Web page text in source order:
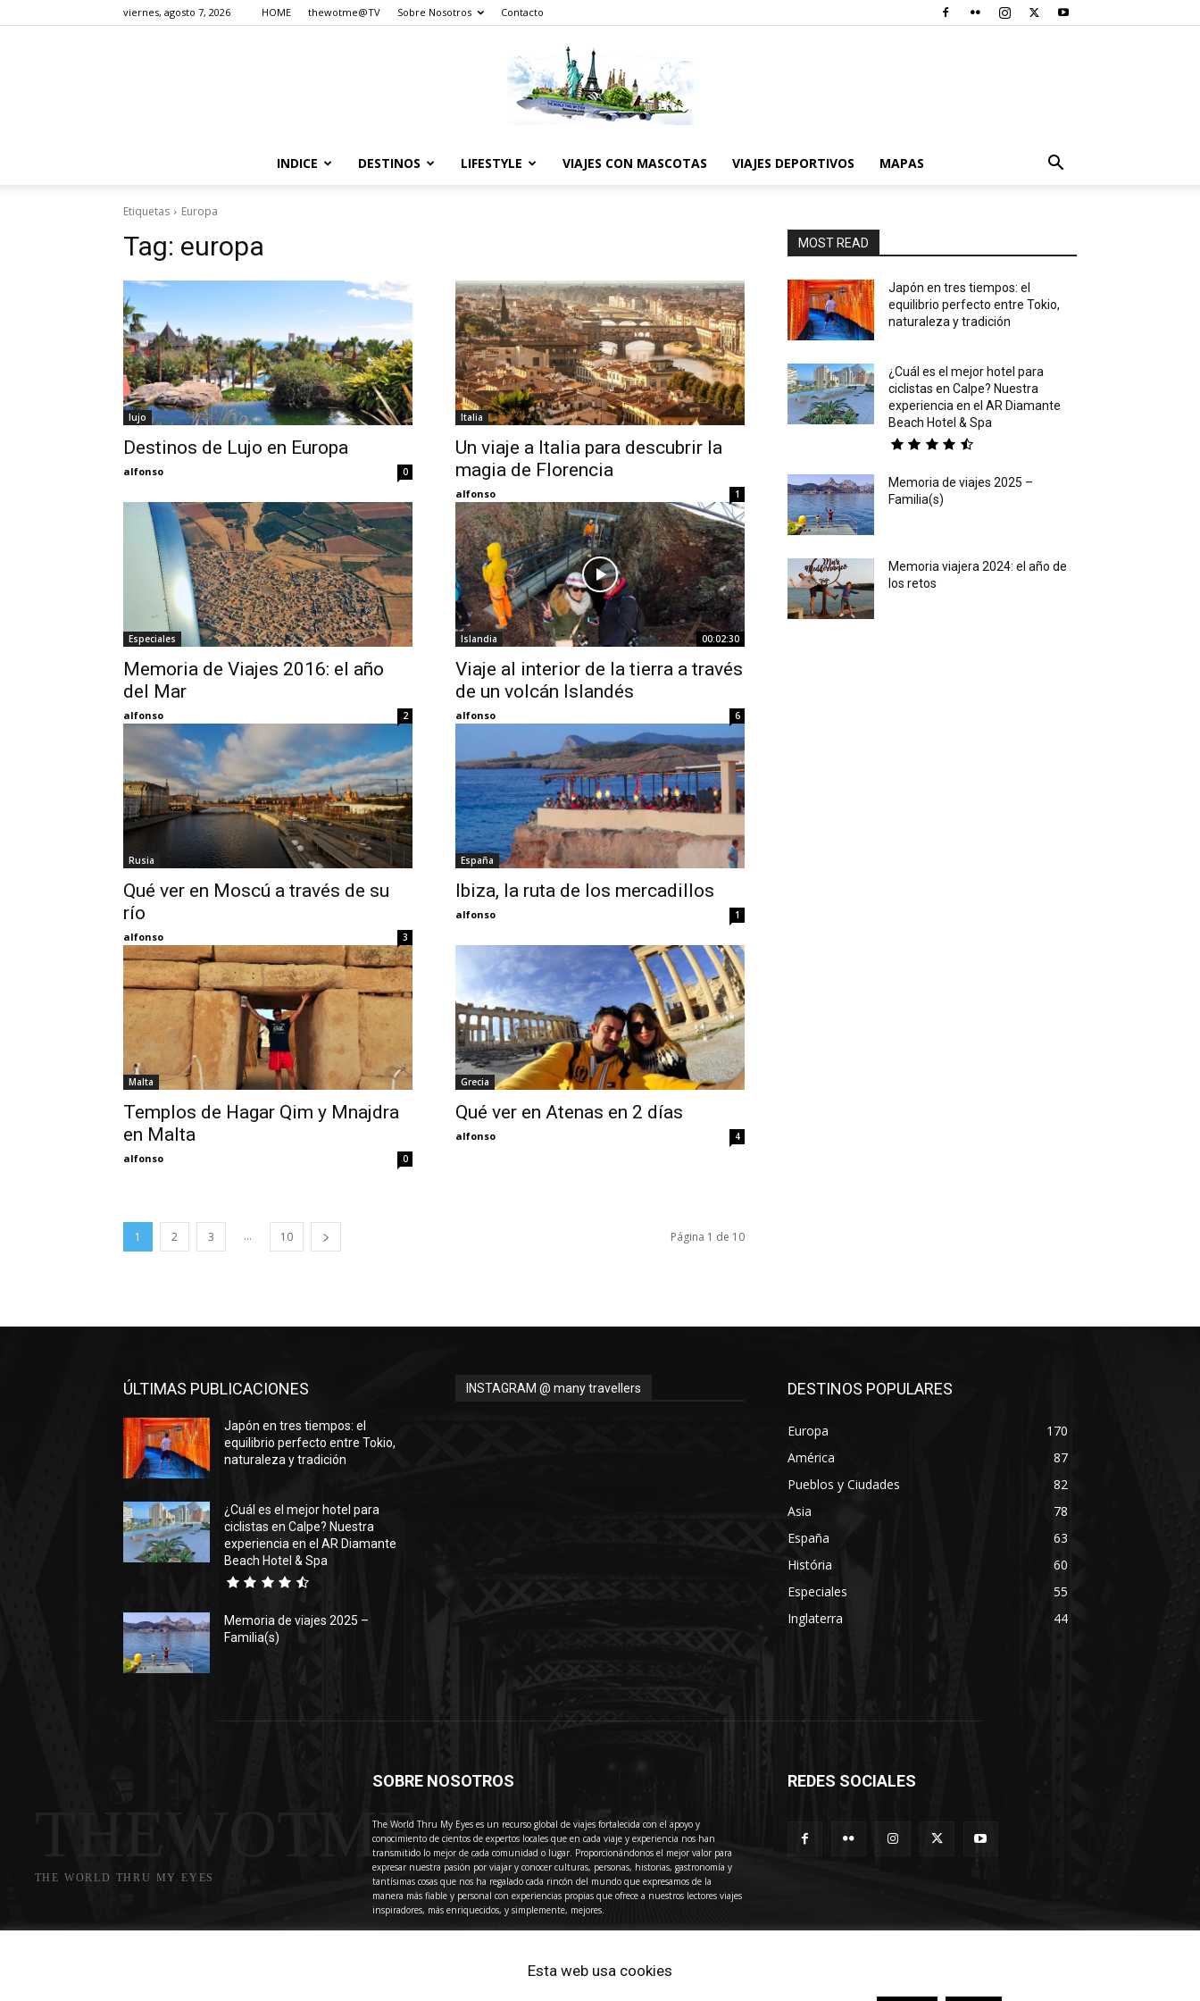
viernes, agosto 7, 2026 HOME thewotme@TV Sobre Nosotros Contacto
World
Thru
My
Eyes
INDICE DESTINOS LIFESTYLE VIAJES CON MASCOTAS VIAJES DEPORTIVOS MAPAS
Etiquetas Europa
Tag: europa
lujo
Destinos de Lujo en Europa
alfonso 0
Italia
Un viaje a Italia para descubrir la
magia de Florencia
alfonso 1
Especiales
Memoria de Viajes 2016: el año
del Mar
alfonso 2
Islandia 00:02:30
Viaje al interior de la tierra a través
de un volcán Islandés
alfonso 6
Rusia
Qué ver en Moscú a través de su
río
alfonso 3
España
Ibiza, la ruta de los mercadillos
alfonso 1
Malta
Templos de Hagar Qim y Mnajdra
en Malta
alfonso 0
Grecia
Qué ver en Atenas en 2 días
alfonso 4
1 2 3 ... 10 Página 1 de 10
MOST READ
Japón en tres tiempos: el
equilibrio perfecto entre Tokio,
naturaleza y tradición
¿Cuál es el mejor hotel para
ciclistas en Calpe? Nuestra
experiencia en el AR Diamante
Beach Hotel & Spa
Memoria de viajes 2025 –
Familia(s)
Memoria viajera 2024: el año de
los retos
ÚLTIMAS PUBLICACIONES
Japón en tres tiempos: el
equilibrio perfecto entre Tokio,
naturaleza y tradición
¿Cuál es el mejor hotel para
ciclistas en Calpe? Nuestra
experiencia en el AR Diamante
Beach Hotel & Spa
Memoria de viajes 2025 –
Familia(s)
INSTAGRAM @ many travellers DESTINOS POPULARES
Europa
170
América
87
Pueblos y Ciudades
82
Asia
78
España
63
História
60
Especiales
55
Inglaterra
44
THEWOTME
THE WORLD THRU MY EYES
SOBRE NOSOTROS
The World Thru My Eyes es un recurso global de viajes fortalecida con el apoyo y
conocimiento de cientos de expertos locales que en cada viaje y experiencia nos han
transmitido lo mejor de cada comunidad o lugar. Proporcionándonos el mejor valor para
expresar nuestra pasión por viajar y conocer culturas, personas, historias, gastronomía y
tantísimas cosas que nos ha regalado cada rincón del mundo que expresamos de la
manera más fiable y personal con experiencias propias que ofrece a nuestros lectores viajes
inspiradores, más enriquecidos, y simplemente, mejores.
REDES SOCIALES
Esta web usa cookies